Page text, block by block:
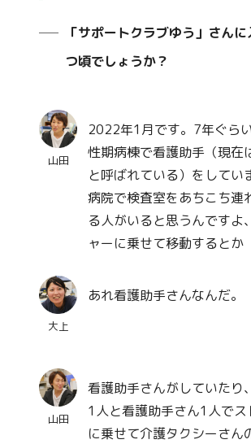
「サポートクラブゆう」さん
つ頃でしょうか？
山田
2022年1月です。7年ぐら
性期病棟で看護助手（現在
と呼ばれている）をしてい
病院で検査室をあちこち連
る人がいると思うんですよ
ャーに乗せて移動するとか
大上
あれ看護助手さんなんだ。
山田
看護助手さんがしていたり
1人と看護助手さん1人でス
に乗せて介護タクシーさん